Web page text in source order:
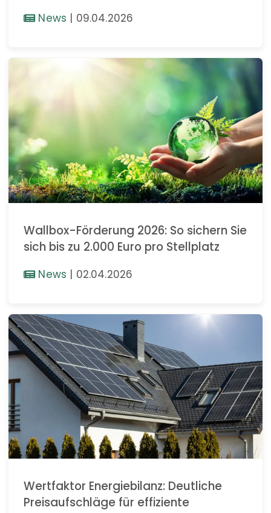
News | 09.04.2026
Wallbox-Förderung 2026: So sichern Sie
sich bis zu 2.000 Euro pro Stellplatz
News | 02.04.2026
Wertfaktor Energiebilanz: Deutliche
Preisaufschläge für effiziente